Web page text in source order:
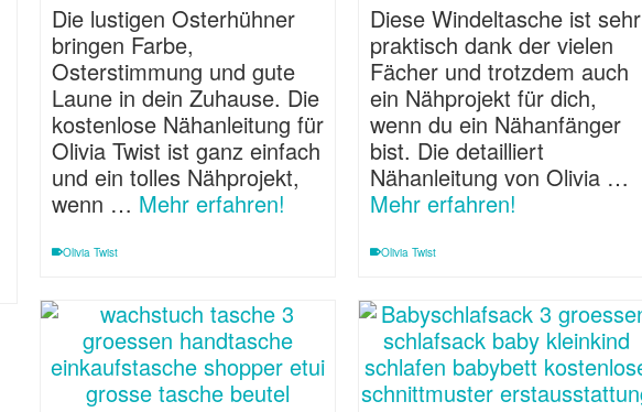
Die lustigen Osterhühner
bringen Farbe,
Osterstimmung und gute
Laune in dein Zuhause. Die
kostenlose Nähanleitung für
Olivia Twist ist ganz einfach
und ein tolles Nähprojekt,
wenn … Mehr erfahren!
Olivia Twist
Diese Windeltasche ist sehr
praktisch dank der vielen
Fächer und trotzdem auch
ein Nähprojekt für dich,
wenn du ein Nähanfänger
bist. Die detailliert
Nähanleitung von Olivia …
Mehr erfahren!
Olivia Twist